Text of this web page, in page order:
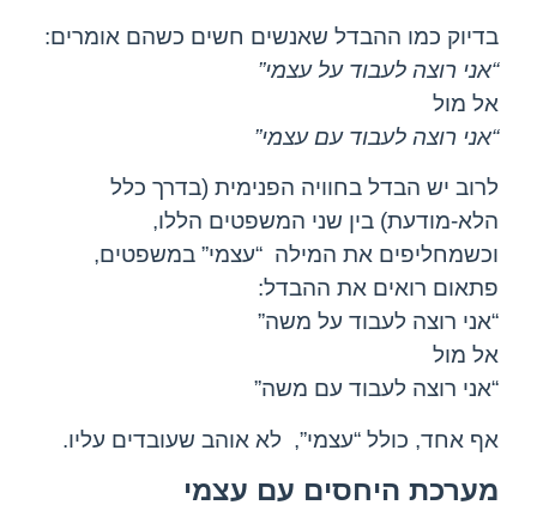
בדיוק כמו ההבדל שאנשים חשים כשהם אומרים:
“אני רוצה לעבוד על עצמי”
אל מול
“אני רוצה לעבוד עם עצמי”
לרוב יש הבדל בחוויה הפנימית (בדרך כלל
הלא-מודעת) בין שני המשפטים הללו,
וכשמחליפים את המילה “עצמי” במשפטים,
פתאום רואים את ההבדל:
“אני רוצה לעבוד על משה”
אל מול
“אני רוצה לעבוד עם משה”
אף אחד, כולל “עצמי”, לא אוהב שעובדים עליו.
מערכת היחסים עם עצמי